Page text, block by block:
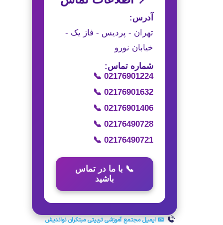
آدرس:
تهران - پردیس - فاز یک -
خیابان نورو
شماره تماس:
📞 02176901224
📞 02176901632
📞 02176901406
📞 02176490728
📞 02176490721
📞 با ما در تماس
باشید
📧 ایمیل مجتمع آموزشی تربیتی مبتکران نواندیش